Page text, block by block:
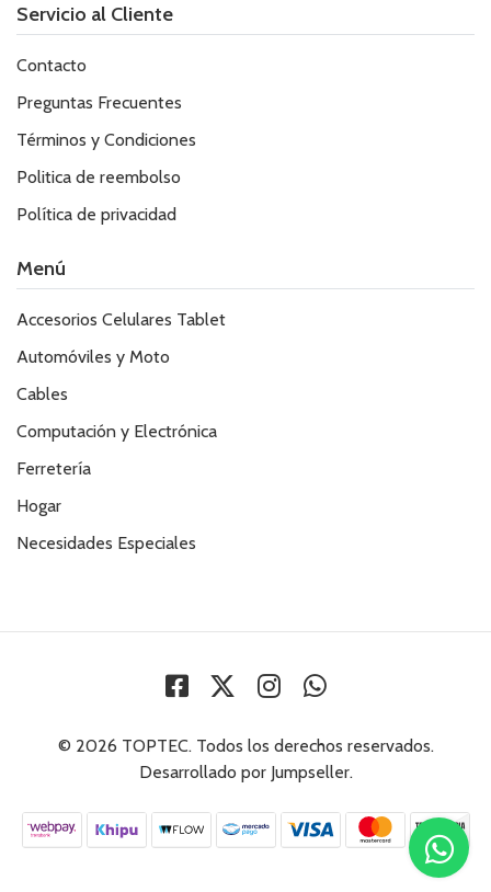
Servicio al Cliente
Contacto
Preguntas Frecuentes
Términos y Condiciones
Politica de reembolso
Política de privacidad
Menú
Accesorios Celulares Tablet
Automóviles y Moto
Cables
Computación y Electrónica
Ferretería
Hogar
Necesidades Especiales
© 2026 TOPTEC. Todos los derechos reservados.
Desarrollado por Jumpseller.